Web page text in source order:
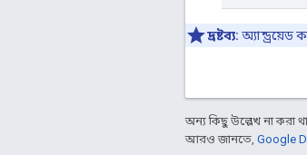
দ্রষ্টব্য: অ্যান্ড্রয়েড
অন্য কিছু উল্লেখ না করা
আরও জানতে, Google